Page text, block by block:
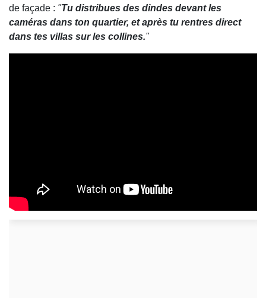
de façade : "Tu distribues des dindes devant les
caméras dans ton quartier, et après tu rentres direct
dans tes villas sur les collines."